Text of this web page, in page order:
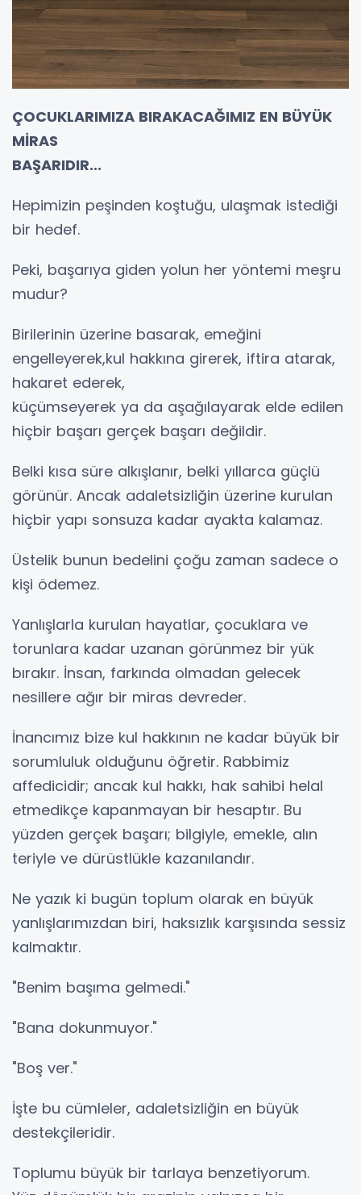
ÇOCUKLARIMIZA BIRAKACAĞIMIZ EN BÜYÜK
MİRAS
BAŞARIDIR...
Hepimizin peşinden koştuğu, ulaşmak istediği
bir hedef.
Peki, başarıya giden yolun her yöntemi meşru
mudur?
Birilerinin üzerine basarak, emeğini
engelleyerek,kul hakkına girerek, iftira atarak,
hakaret ederek,
küçümseyerek ya da aşağılayarak elde edilen
hiçbir başarı gerçek başarı değildir.
Belki kısa süre alkışlanır, belki yıllarca güçlü
görünür. Ancak adaletsizliğin üzerine kurulan
hiçbir yapı sonsuza kadar ayakta kalamaz.
Üstelik bunun bedelini çoğu zaman sadece o
kişi ödemez.
Yanlışlarla kurulan hayatlar, çocuklara ve
torunlara kadar uzanan görünmez bir yük
bırakır. İnsan, farkında olmadan gelecek
nesillere ağır bir miras devreder.
İnancımız bize kul hakkının ne kadar büyük bir
sorumluluk olduğunu öğretir. Rabbimiz
affedicidir; ancak kul hakkı, hak sahibi helal
etmedikçe kapanmayan bir hesaptır. Bu
yüzden gerçek başarı; bilgiyle, emekle, alın
teriyle ve dürüstlükle kazanılandır.
Ne yazık ki bugün toplum olarak en büyük
yanlışlarımızdan biri, haksızlık karşısında sessiz
kalmaktır.
"Benim başıma gelmedi."
"Bana dokunmuyor."
"Boş ver."
İşte bu cümleler, adaletsizliğin en büyük
destekçileridir.
Toplumu büyük bir tarlaya benzetiyorum.